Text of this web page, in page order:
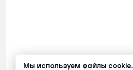
Мы используем файлы cookie.